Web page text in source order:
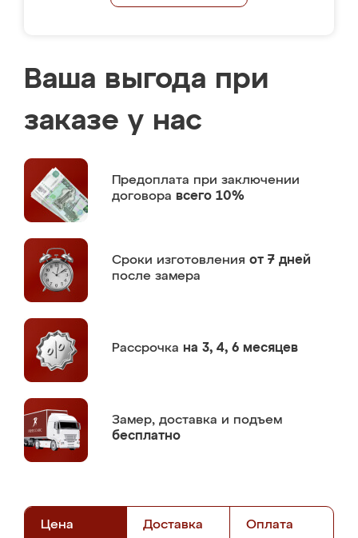
Ваша выгода при
заказе у нас
Предоплата при заключении
договора всего 10%
Сроки изготовления от 7 дней
после замера
Рассрочка на 3, 4, 6 месяцев
Замер, доставка и подъем
бесплатно
Цена Доставка Оплата